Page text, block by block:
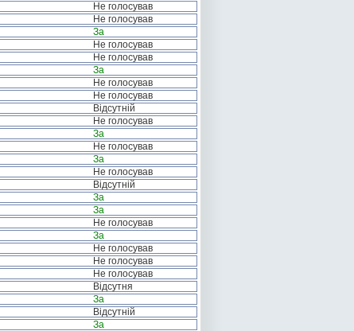
Не голосував
Не голосував
За
Не голосував
Не голосував
За
Не голосував
Не голосував
Відсутній
Не голосував
За
Не голосував
За
Не голосував
Відсутній
За
За
Не голосував
За
Не голосував
Не голосував
Не голосував
Відсутня
За
Відсутній
За